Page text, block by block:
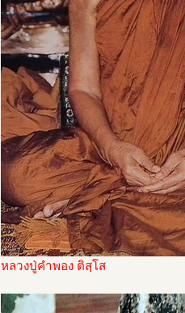
หลวงปู่คำพอง ติสฺโส